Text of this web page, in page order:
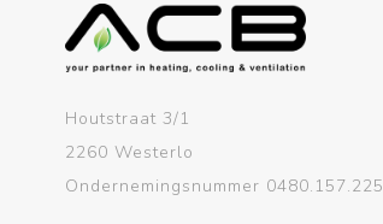
Houtstraat 3/1
2260 Westerlo
Ondernemingsnummer 0480.157.225